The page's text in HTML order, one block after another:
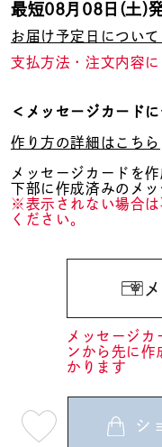
在庫
最短08月08日(土)
お届け予定日について
支払方法・注文内容
＜メッセージカード
作り方の詳細はこちら
メッセージカードを作
下部に作成済みのメ
※表示されない場合は
ください。
メッセージ
ンから先に
かります
シ